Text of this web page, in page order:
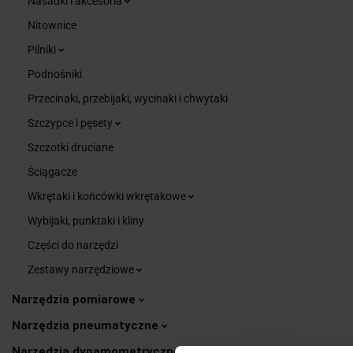
Nitownice
Pilniki
Podnośniki
Przecinaki, przebijaki, wycinaki i chwytaki
Szczypce i pęsety
Szczotki druciane
Ściągacze
Wkrętaki i końcówki wkrętakowe
Wybijaki, punktaki i kliny
Części do narzędzi
Zestawy narzędziowe
Narzędzia pomiarowe
Narzędzia pneumatyczne